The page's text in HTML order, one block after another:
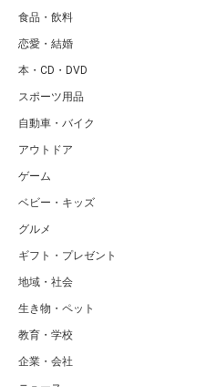
食品・飲料
恋愛・結婚
本・CD・DVD
スポーツ用品
自動車・バイク
アウトドア
ゲーム
ベビー・キッズ
グルメ
ギフト・プレゼント
地域・社会
生き物・ペット
教育・学校
企業・会社